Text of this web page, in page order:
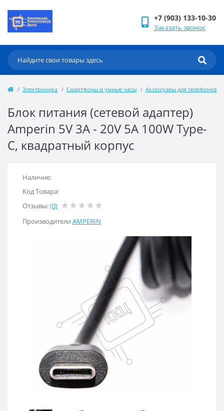
+7 (903) 133-10-30
Заказать звонок
Электроника Смартфоны и умные часы Аксессуары для телефонов
Блок питания (сетевой адаптер)
Amperin 5V 3A - 20V 5A 100W Type-
C, квадратный корпус
Наличие:
Код Товара:
Отзывы:(0)
Производители AMPERIN